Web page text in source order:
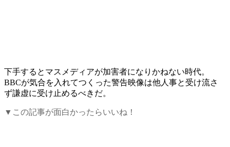
下手するとマスメディアが加害者になりかねない時代。
BBCが気合を入れてつくった警告映像は他人事と受け流さ
ず謙虚に受け止めるべきだ。
▼この記事が面白かったらいいね！